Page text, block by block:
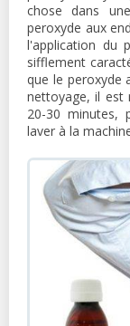
chose dans
peroxyde aux
l'application du
sifflement
que le peroxyde
nettoyage, il est
20-30 minutes,
laver à la